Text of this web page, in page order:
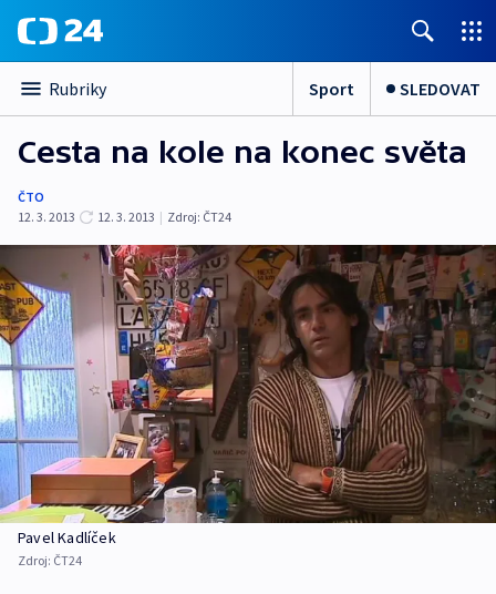
Rubriky Sport SLEDOVAT
Cesta na kole na konec světa
ČTO
12. 3. 2013
12. 3. 2013 | Zdroj: ČT24
Pavel Kadlíček
Zdroj: ČT24